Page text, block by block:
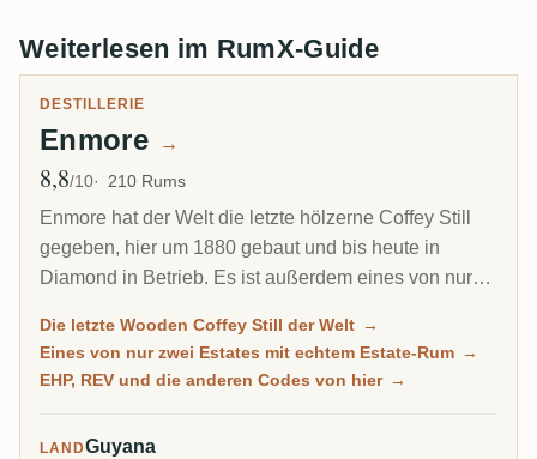
Weiterlesen im RumX-Guide
DESTILLERIE
Enmore →
Ø Bewertung
8,8/10 210 Rums
Enmore hat der Welt die letzte hölzerne Coffey Still
gegeben, hier um 1880 gebaut und bis heute in
Diamond in Betrieb. Es ist außerdem eines von nur
kaufen kannst, der gebrannt wurde, solange der Ort
Die letzte Wooden Coffey Still der Welt →
Eines von nur zwei Estates mit echtem Estate-Rum →
EHP, REV und die anderen Codes von hier →
LANDGuyana